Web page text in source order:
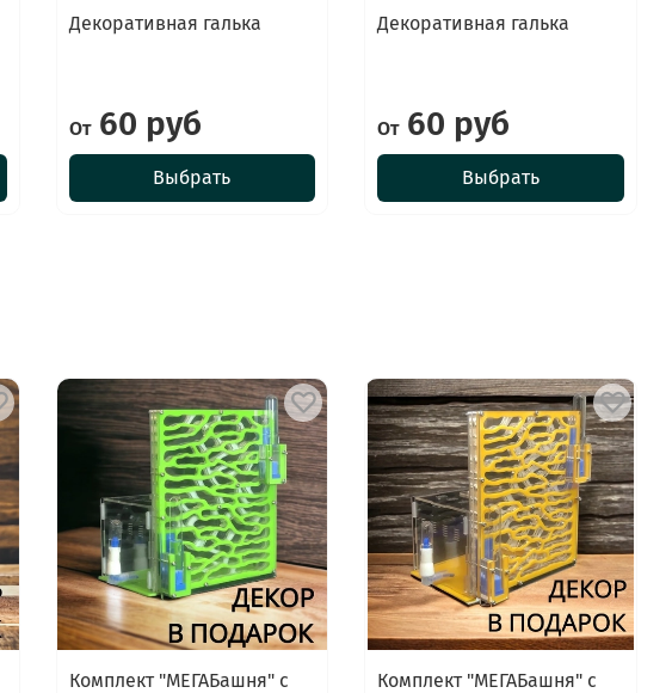
Декоративная галька
От60 руб
Выбрать
Декоративная галька
От60 руб
Выбрать
Комплект "МЕГАБашня" с
Комплект "МЕГАБашня" с